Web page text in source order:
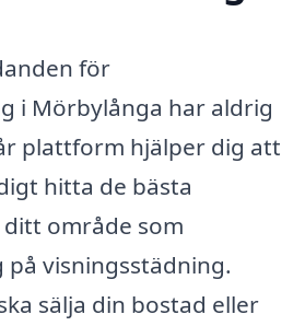
för
i Mörbylånga har aldrig
plattform hjälper dig att
hitta de bästa
område som
på visningsstädning.
sälja din bostad eller